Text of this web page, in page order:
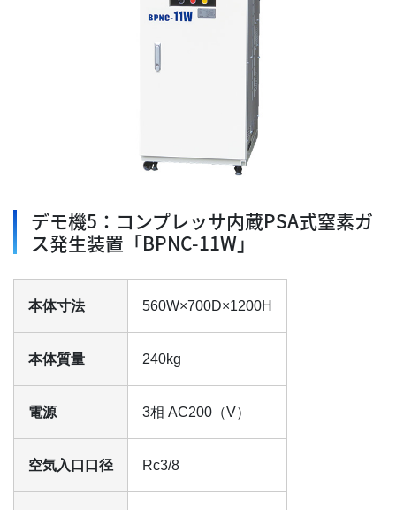
デモ機5：コンプレッサ内蔵PSA式窒素ガ
ス発生装置「BPNC-11W」
本体寸法 560W×700D×1200H
本体質量 240kg
電源 3相 AC200（V）
空気入口口径 Rc3/8